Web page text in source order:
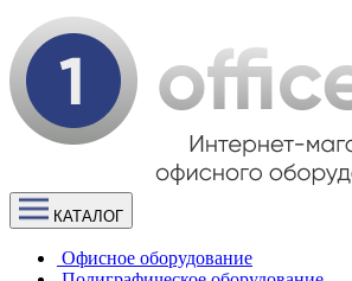
КАТАЛОГ
Офисное оборудование